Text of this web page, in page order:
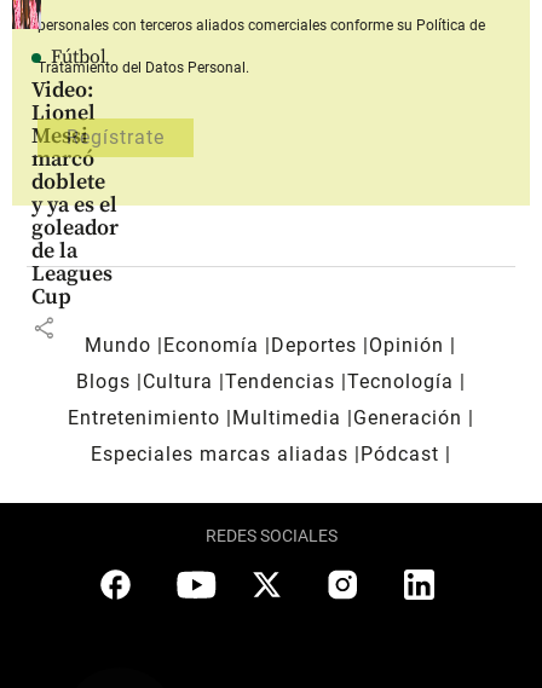
Fútbol
Video:
Lionel
Messi
marcó
doblete
y ya es el
goleador
de la
Leagues
Cup
share
personales con terceros aliados comerciales conforme su Política de
Tratamiento del Datos Personal.
Mundo Economía Deportes
Opinión
Blogs
Cultura Tendencias Tecnología
Entretenimiento
Multimedia
Generación
Especiales marcas aliadas
Pódcast
REDES SOCIALES